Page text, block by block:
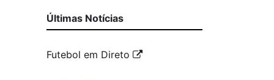
Últimas Notícias
Futebol em Direto